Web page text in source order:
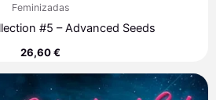
Feminizadas
#5 – Advanced Seeds
26,60€